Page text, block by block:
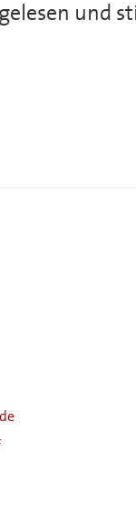
gelesen und